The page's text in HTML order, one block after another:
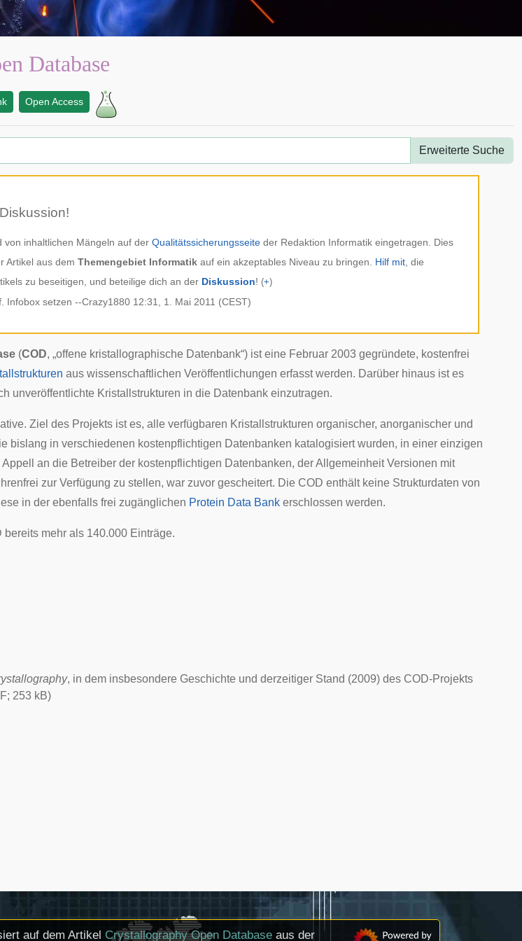
Database
Open Access
Erweiterte Suche
von inhaltlichen Mängeln auf der Qualitätssicherungsseiteder Redaktion Informatikeingetragen. Dies
Artikel aus dem Themengebiet Informatikauf ein akzeptables Niveau zu bringen. Hilf mit, die
zu beseitigen, und beteilige dich an der Diskussion! (+)
Infobox setzen --Crazy188012:31, 1. Mai 2011 (CEST)
(COD, „offene kristallographische Datenbank“) ist eine Februar 2003 gegründete, kostenfrei
aus wissenschaftlichen Veröffentlichungen erfasst werden. Darüber hinaus ist es
unveröffentlichte Kristallstrukturen in die Datenbank einzutragen.
Ziel des Projekts ist es, alle verfügbaren Kristallstrukturen organischer, anorganischer und
bislang in verschiedenen kostenpflichtigen Datenbanken katalogisiert wurden, in einer einzigen
an die Betreiber der kostenpflichtigen Datenbanken, der Allgemeinheit Versionen mit
zur Verfügung zu stellen, war zuvor gescheitert. Die COD enthält keine Strukturdaten von
in der ebenfalls frei zugänglichen Protein Data Bank erschlossen werden.
bereits mehr als 140.000 Einträge.
, in dem insbesondere Geschichte und derzeitiger Stand (2009) des COD-Projekts
253 kB)
auf dem Artikel Crystallography Open Database aus der